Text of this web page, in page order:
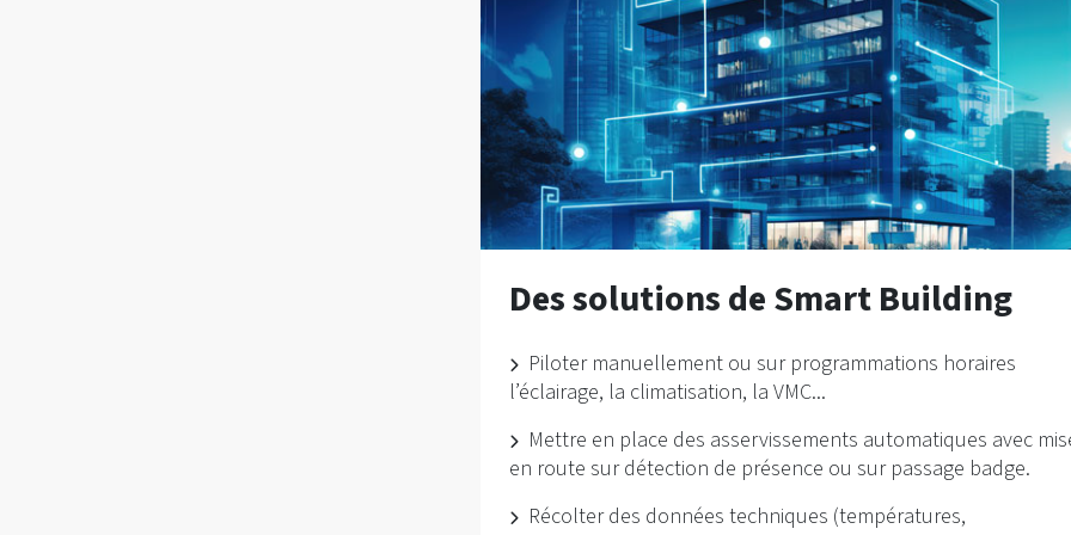
Des solutions de Smart Building
Piloter manuellement ou sur programmations horaires
l’éclairage, la climatisation, la VMC...
Mettre en place des asservissements automatiques avec
en route sur détection de présence ou sur passage badge.
Récolter des données techniques (températures,